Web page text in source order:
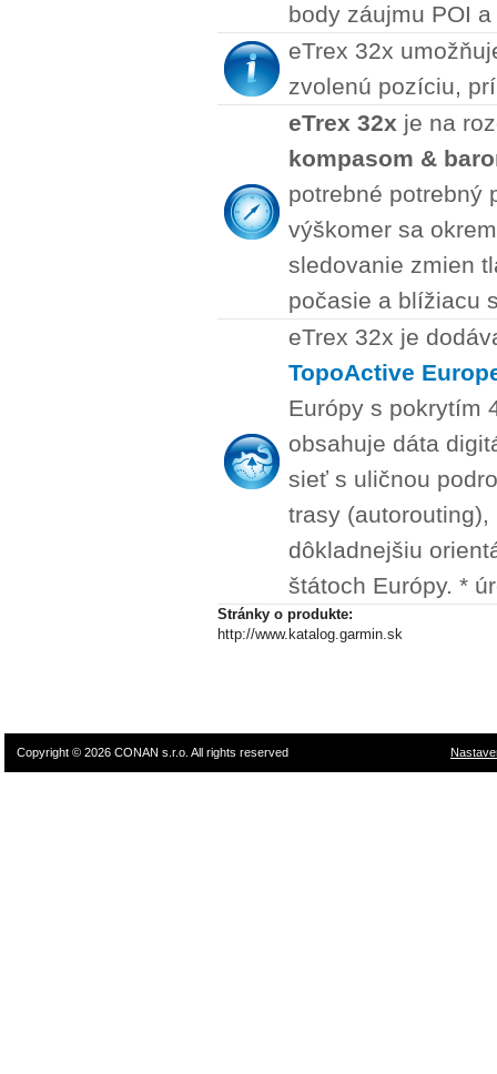
body záujmu POI
eTrex 32x
zvolenú pozíciu,
eTrex 32x je na
kompasom &
potrebné potrebný
výškomer sa
sledovanie zmien
počasie a blížiacu
eTrex 32x je
TopoActive
Európy s pokrytím
obsahuje dáta
sieť s uličnou
trasy
dôkladnejšiu
štátoch Európy. *
Stránky o produkte:
http://www.katalog.garmin.sk
Copyright © 2026 CONAN s.r.o. All rights reserved